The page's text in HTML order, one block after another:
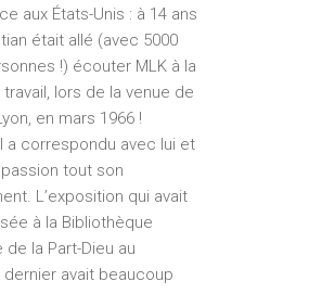
aux États-Unis : à 14 ans
était allé (avec 5000
!) écouter MLK à la
lors de la venue de
en mars 1966 !
a correspondu avec lui et
tout son
L’exposition qui avait
à la Bibliothèque
de la Part-Dieu au
avait beaucoup